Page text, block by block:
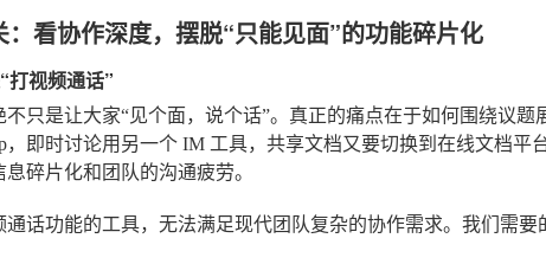
看协作深度，摆脱“只能见面”的功能碎片化
打视频通话”
只是让大家“见个面，说个话”。真正的痛点在于如何围绕议
，即时讨论用另一个 IM 工具，共享文档又要切换到在线文档平
碎片化和团队的沟通疲劳。
通话功能的工具，无法满足现代团队复杂的协作需求。我们需